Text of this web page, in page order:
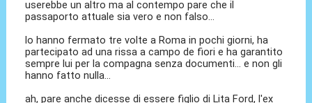
userebbe un altro ma al contempo pare che il
passaporto attuale sia vero e non falso...
lo hanno fermato tre volte a Roma in pochi giorni, ha
partecipato ad una rissa a campo de fiori e ha garantito
sempre lui per la compagna senza documenti... e non gli
hanno fatto nulla...
ah, pare anche dicesse di essere figlio di Lita Ford, l'ex